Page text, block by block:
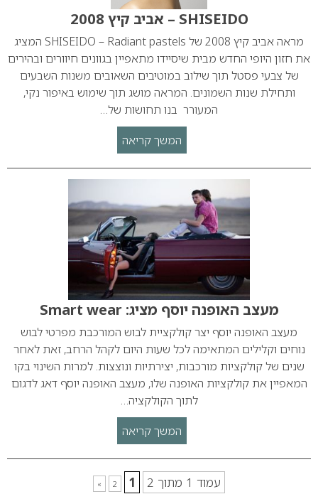
SHISEIDO – אביב קיץ 2008
מראה אביב קיץ 2008 של SHISEIDO – Radiant pastels המציג
את חזון היופי החדש מבית שיסיידו מתאפיין בגוונים חיוורים ובהירים
של צבעי פסטל תוך שילוב במוטיבים השאובים משנות השבעים
ותחילת שנות השמונים. המראה מושג תוך שימוש באיפור נקי,
המעורר בנו תחושות של…
המשך קריאה
מעצב האופנה יוסף מציג: Smart wear
מעצב האופנה יוסף יצר קולקציית לבוש המורכבת מפרטי לבוש
נוחים וקלילים המתאימה לכל שעות היום לקהל הרחב, זאת לאחר
שנים של קולקציות מורכבות, יצירתיות ונוצצות. למרות השינוי בקו
המאפיין את קולקציות האופנה שלו, מעצב האופנה יוסף דאג לדגום
לתוך הקולקציה…
המשך קריאה
עמוד 1 מתוך 2 1
2
»